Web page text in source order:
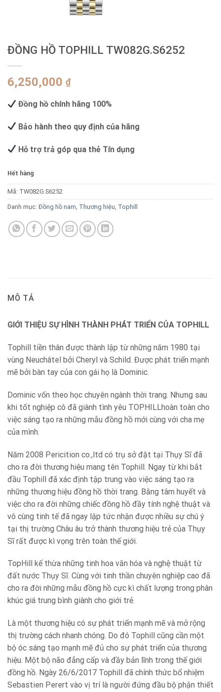
ĐỒNG HỒ TOPHILL TW082G.S6252
6,250,000 ₫
Đồng hồ chính hãng 100%
Bảo hành theo quy định của hãng
Hỗ trợ trả góp qua thẻ Tín dụng
Hết hàng
Mã: TW082G.S6252
Danh mục: Đồng hồ nam, Thương hiệu, Tophill
MÔ TẢ
GIỚI THIỆU SỰ HÌNH THÀNH PHÁT TRIỂN CỦA TOPHILL
Tophill tiền thân được thành lập từ những năm 1980 tại
vùng Neuchâtel bởi Cheryl và Schild. Được phát triển mạnh
mẽ bởi bàn tay của con gái họ là Dominic.
Dominic vốn theo học chuyên ngành thời trang. Nhưng sau
khi tốt nghiệp cô đã giành tình yêu TOPHILLhoàn toàn cho
việc sáng tạo ra những mẫu đồng hồ mới cùng với cha mẹ
của mình.
Năm 2008 Pericition co.,ltd có trụ sở đặt tại Thụy Sĩ đã
cho ra đời thương hiệu mang tên Tophill. Ngay từ khi bắt
đầu Tophill đã xác định tập trung vào việc sáng tạo ra
những thương hiệu đồng hồ thời trang. Bằng tâm huyết và
việc cho ra đời những chiếc đồng hồ đầy tính nghệ thuật và
vô cùng tinh tế đã ngay lập tức nhận được nhiều sự chú ý
tại thị trường Châu âu trở thành thương hiệu trẻ của Thụy
Sĩ rất được kì vọng trên toàn thế giới.
TopHill kế thừa những tinh hoa văn hóa và nghệ thuật từ
đất nước Thụy Sĩ. Cùng với tinh thần chuyên nghiệp cao đã
cho ra đời những mẫu đồng hồ cực kì chất lượng trong phân
khúc giá trung bình giành cho giới trẻ.
Là một thương hiệu có sự phát triển mạnh mẽ và mở rộng
thị trường cách nhanh chóng. Do đó Tophill cũng cần một
bộ óc sáng tạo mạnh mẽ đủ cho sự phát triển của thương
hiệu. Một bộ não đẳng cấp và đầy bản lĩnh trong thế giới
đồng hồ. Ngày 26/6/2017 Tophill đã chính thức bổ nhiệm
Sebastien Perert vào vị trí là người đứng đầu bộ phận thiết